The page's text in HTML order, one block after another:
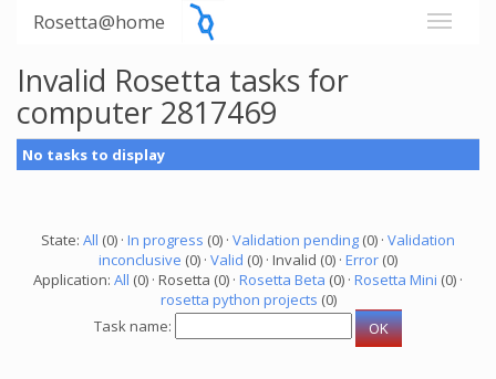
Rosetta@home
Invalid Rosetta tasks for
computer 2817469
No tasks to display
State: All (0) · In progress (0) · Validation pending (0) · Validation
inconclusive (0) · Valid (0) · Invalid (0) · Error (0)
Application: All (0) · Rosetta (0) · Rosetta Beta (0) · Rosetta Mini (0) ·
rosetta python projects (0)
Task name: